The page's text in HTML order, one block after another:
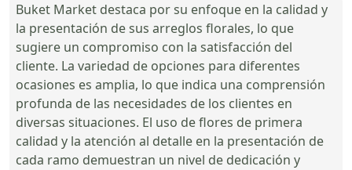
Buket Market destaca por su enfoque en la calidad y
la presentación de sus arreglos florales, lo que
sugiere un compromiso con la satisfacción del
cliente. La variedad de opciones para diferentes
ocasiones es amplia, lo que indica una comprensión
profunda de las necesidades de los clientes en
diversas situaciones. El uso de flores de primera
calidad y la atención al detalle en la presentación de
cada ramo demuestran un nivel de dedicación y